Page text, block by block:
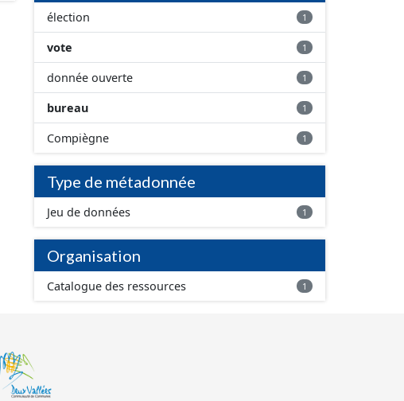
élection 1
vote 1
donnée ouverte 1
bureau 1
Compiègne 1
Type de métadonnée
Jeu de données 1
Organisation
Catalogue des ressources 1